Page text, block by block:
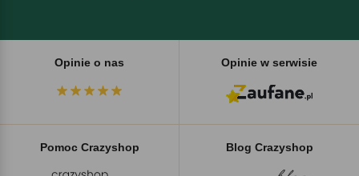
Opinie o nas Opinie w serwisie
Pomoc Crazyshop Blog Crazyshop